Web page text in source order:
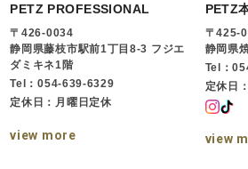
PETZ PROFESSIONAL
〒426-0034
静岡県藤枝市駅前1丁目8-3 フジエ
ダミキネ1階
Tel：054-639-6329
定休日：月曜日定休
view more
PETZ
〒425-
静岡県
Tel：
定休日
view